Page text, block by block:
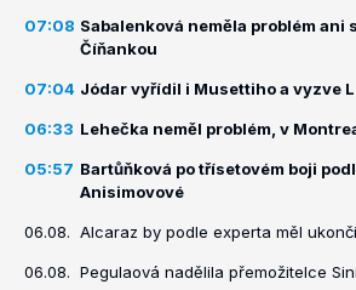
07:08 Sabalenková neměla problém ani
Číňankou
07:04 Jódar vyřídil i Musettiho a vyzve
06:33 Lehečka neměl problém, v
05:57 Bartůňková po třísetovém boji
Anisimovové
06.08. Alcaraz by podle experta měl
06.08. Pegulaová nadělila přemožitelce